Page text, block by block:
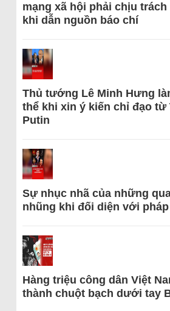
mạng xã hội phải chịu
khi dẫn nguồn báo chí
Thủ tướng Lê Minh Hưng
thể khi xin ý kiến chỉ đạo từ
Putin
Sự nhục nhã của những
nhũng khi đối diện với
Hàng triệu công dân Việt
thành chuột bạch dưới tay